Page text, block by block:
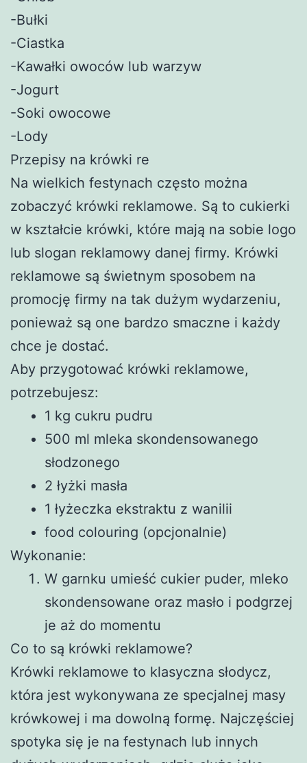
-Bułki
-Ciastka
-Kawałki owoców lub warzyw
-Jogurt
-Soki owocowe
-Lody
Przepisy na krówki re
Na wielkich festynach często można
zobaczyć krówki reklamowe. Są to cukierki
w kształcie krówki, które mają na sobie logo
lub slogan reklamowy danej firmy. Krówki
reklamowe są świetnym sposobem na
promocję firmy na tak dużym wydarzeniu,
ponieważ są one bardzo smaczne i każdy
chce je dostać.
Aby przygotować krówki reklamowe,
potrzebujesz:
1 kg cukru pudru
500 ml mleka skondensowanego
słodzonego
2 łyżki masła
1 łyżeczka ekstraktu z wanilii
food colouring (opcjonalnie)
Wykonanie:
W garnku umieść cukier puder, mleko
skondensowane oraz masło i podgrzej
je aż do momentu
Co to są krówki reklamowe?
Krówki reklamowe to klasyczna słodycz,
która jest wykonywana ze specjalnej masy
krówkowej i ma dowolną formę. Najczęściej
spotyka się je na festynach lub innych